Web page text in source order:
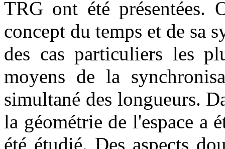
TRG ont été présentées.
concept du temps et de sa
des cas particuliers les
moyens de la
simultané des longueurs.
la géométrie de l'espace a
été étudié. Des aspects